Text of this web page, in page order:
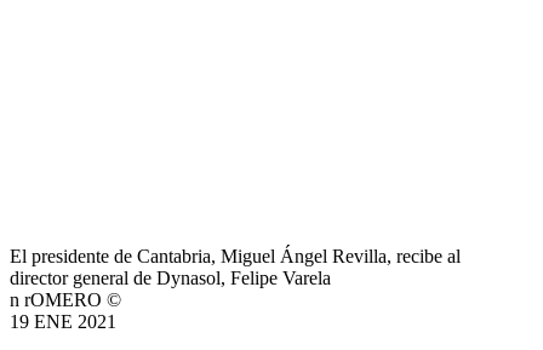
El presidente de Cantabria, Miguel Ángel Revilla, recibe al
director general de Dynasol, Felipe Varela
n rOMERO ©
19 ENE 2021